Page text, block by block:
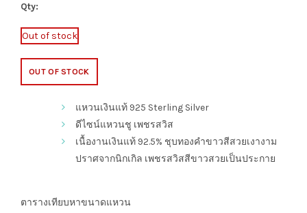
Qty:
Out of stock
OUT OF STOCK
แหวนเงินแท้ 925 Sterling Silver
ดีไซน์แหวนชู เพชรสวิส
เนื้องานเงินแท้ 92.5% ชุบทองคำขาวสีสวยเงางาม
ปราศจากนิกเกิล เพชรสวิสสีขาวสวยเป็นประกาย
ตารางเทียบหาขนาดแหวน